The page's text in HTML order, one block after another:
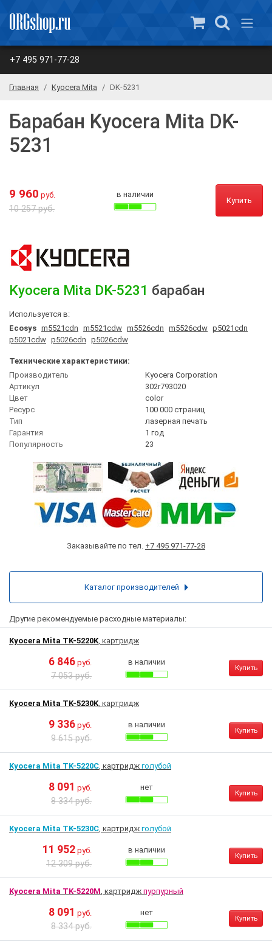
+7 495 971-77-28
Главная Kyocera Mita DK-5231
Барабан Kyocera Mita DK-
5231
9 960 руб.
10 257 руб.
в наличии
Купить
Kyocera Mita DK-5231 барабан
Используется в:
Ecosys m5521cdn m5521cdw m5526cdn m5526cdw p5021cdn
p5021cdw p5026cdn p5026cdw
Технические характеристики:
Производитель
Kyocera Corporation
Артикул
302r793020
Цвет
сolor
Ресурс
100 000 страниц
Тип
лазерная печать
Гарантия
1 год
Популярность
23
Заказывайте по тел. +7 495 971-77-28
Другие рекомендуемые расходные материалы:
Kyocera Mita TK-5220K, картридж
6 846 руб.
7 053 руб.
в наличии
Купить
Kyocera Mita TK-5230K, картридж
9 336 руб.
9 615 руб.
в наличии
Купить
Kyocera Mita TK-5220C, картридж голубой
8 091 руб.
8 334 руб.
нет
Купить
Kyocera Mita TK-5230C, картридж голубой
11 952 руб.
12 309 руб.
в наличии
Купить
Kyocera Mita TK-5220M, картридж пурпурный
8 091 руб.
8 334 руб.
нет
Купить